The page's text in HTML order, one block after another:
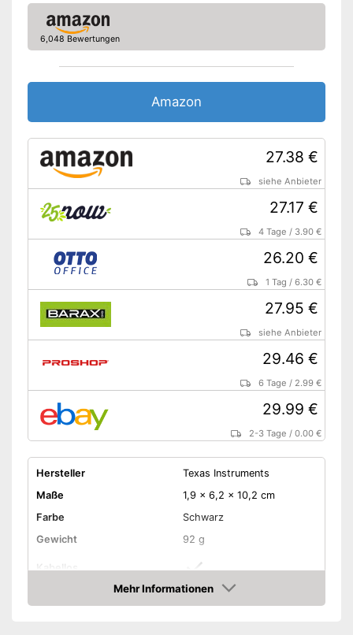
6,048 Bewertungen
Amazon
27.38 €
siehe Anbieter
27.17 €
4 Tage / 3.90 €
26.20 €
1 Tag /6.30 €
27.95 €
siehe Anbieter
29.46 €
6 Tage / 2.99 €
29.99 €
2-3 Tage /0.00 €
Hersteller
Texas Instruments
Maße
1,9 x 6,2 x 10,2 cm
Farbe
Schwarz
Gewicht
92 g
Kabellos
USB
Mehr Informationen
Amazon